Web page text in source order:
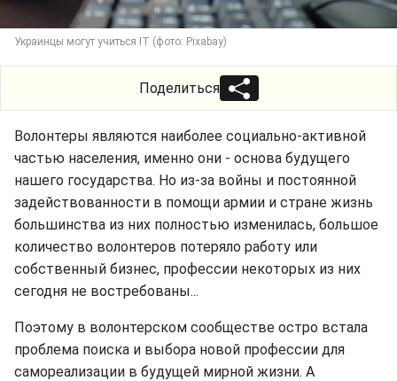
Украинцы могут учиться IT (фото: Pixabay)
Поделиться
Волонтеры являются наиболее социально-активной
частью населения, именно они - основа будущего
нашего государства. Но из-за войны и постоянной
задействованности в помощи армии и стране жизнь
большинства из них полностью изменилась, большое
количество волонтеров потеряло работу или
собственный бизнес, профессии некоторых из них
сегодня не востребованы...
Поэтому в волонтерском сообществе остро встала
проблема поиска и выбора новой профессии для
самореализации в будущей мирной жизни. А